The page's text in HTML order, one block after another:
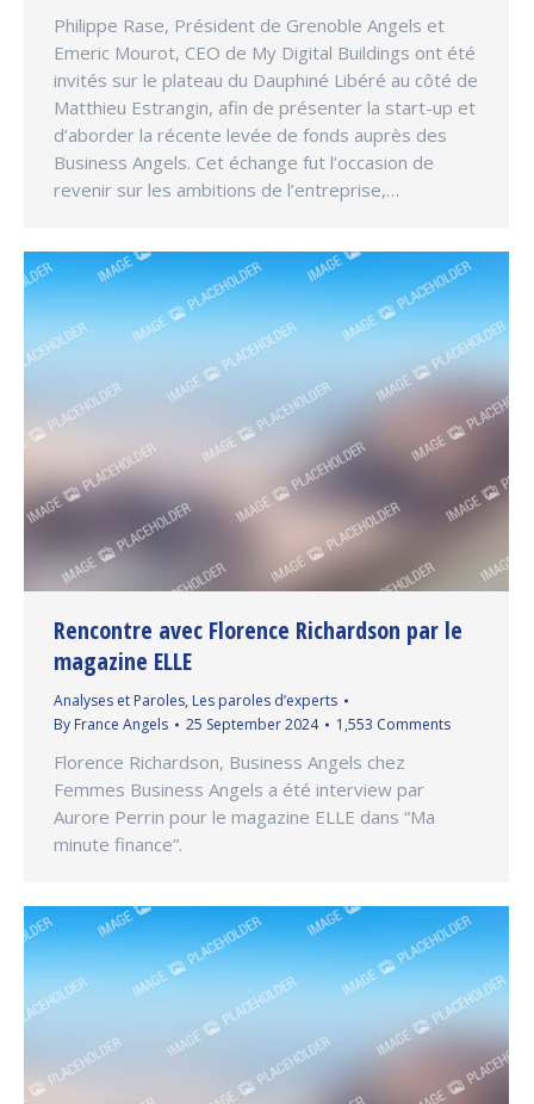
Philippe Rase, Président de Grenoble Angels et
Emeric Mourot, CEO de My Digital Buildings ont été
invités sur le plateau du Dauphiné Libéré au côté de
Matthieu Estrangin, afin de présenter la start-up et
d’aborder la récente levée de fonds auprès des
Business Angels. Cet échange fut l’occasion de
revenir sur les ambitions de l’entreprise,…
Rencontre avec Florence Richardson par le
magazine ELLE
Analyses et Paroles, Les paroles d’experts
By France Angels 25 September 2024 1,553 Comments
Florence Richardson, Business Angels chez
Femmes Business Angels a été interview par
Aurore Perrin pour le magazine ELLE dans “Ma
minute finance”.